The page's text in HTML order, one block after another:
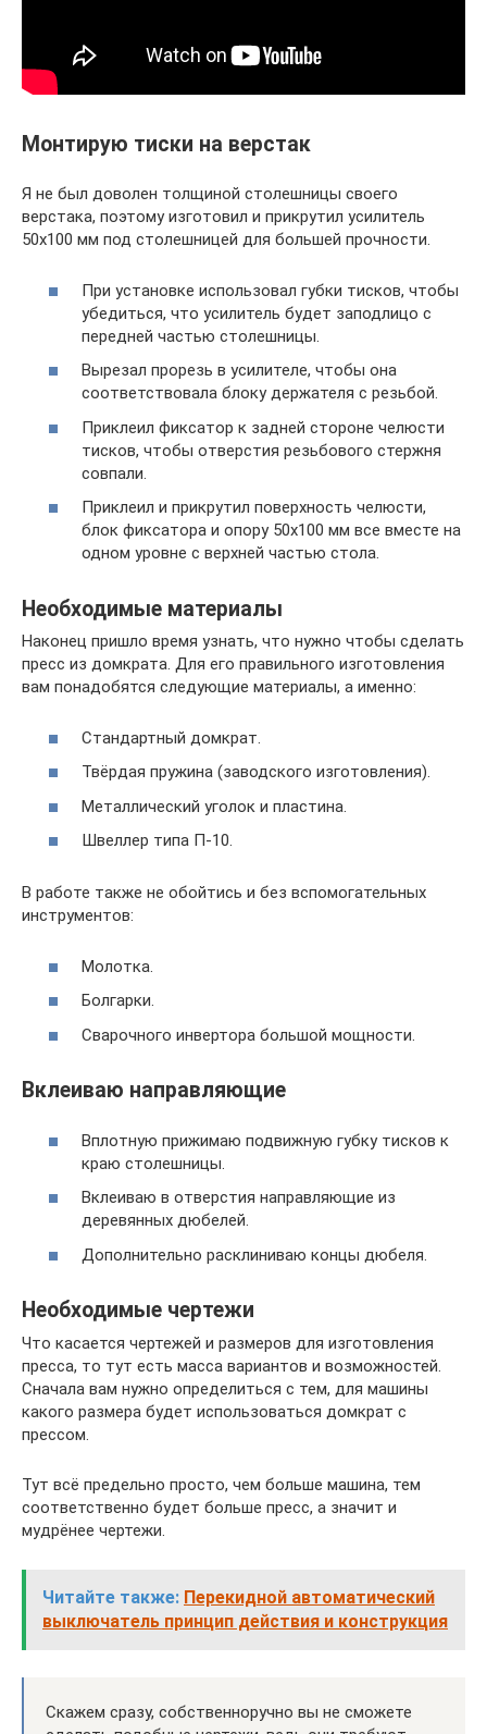
Монтирую тиски на верстак
Я не был доволен толщиной столешницы своего
верстака, поэтому изготовил и прикрутил усилитель
50х100 мм под столешницей для большей прочности.
При установке использовал губки тисков, чтобы
убедиться, что усилитель будет заподлицо с
передней частью столешницы.
Вырезал прорезь в усилителе, чтобы она
соответствовала блоку держателя с резьбой.
Приклеил фиксатор к задней стороне челюсти
тисков, чтобы отверстия резьбового стержня
совпали.
Приклеил и прикрутил поверхность челюсти,
блок фиксатора и опору 50х100 мм все вместе на
одном уровне с верхней частью стола.
Необходимые материалы
Наконец пришло время узнать, что нужно чтобы сделать
пресс из домкрата. Для его правильного изготовления
вам понадобятся следующие материалы, а именно:
Стандартный домкрат.
Твёрдая пружина (заводского изготовления).
Металлический уголок и пластина.
Швеллер типа П-10.
В работе также не обойтись и без вспомогательных
инструментов:
Молотка.
Болгарки.
Сварочного инвертора большой мощности.
Вклеиваю направляющие
Вплотную прижимаю подвижную губку тисков к
краю столешницы.
Вклеиваю в отверстия направляющие из
деревянных дюбелей.
Дополнительно расклиниваю концы дюбеля.
Необходимые чертежи
Что касается чертежей и размеров для изготовления
пресса, то тут есть масса вариантов и возможностей.
Сначала вам нужно определиться с тем, для машины
какого размера будет использоваться домкрат с
прессом.
Тут всё предельно просто, чем больше машина, тем
соответственно будет больше пресс, а значит и
мудрёнее чертежи.
Читайте также: Перекидной автоматический
выключатель принцип действия и конструкция
Скажем сразу, собственноручно вы не сможете